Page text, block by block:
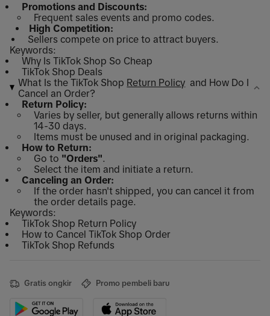
Promotions and Discounts:
Frequent sales events and promo codes.
High Competition:
Sellers compete on price to attract buyers.
Keywords:
Why Is TikTok Shop So Cheap
TikTok Shop Deals
What Is the TikTok Shop Return Policy and How Do I
Cancel an Order?
Return Policy:
Varies by seller, but generally allows returns within
14-30 days.
Items must be unused and in original packaging.
How to Return:
Go to "Orders".
Select the item and initiate a return.
Canceling an Order:
If the order hasn't shipped, you can cancel it from
the order details page.
Keywords:
TikTok Shop Return Policy
How to Cancel TikTok Shop Order
TikTok Shop Refunds
Gratis ongkir Promo pembeli baru